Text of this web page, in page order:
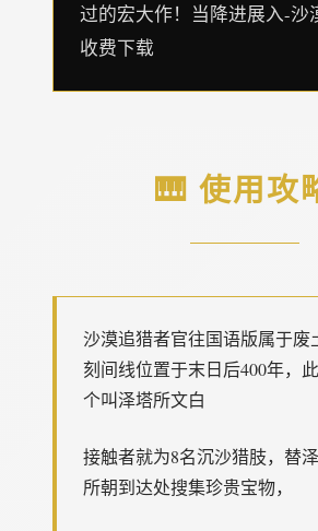
过的宏大作！当降进展入-沙
收费下载
🎹 使用攻
沙漠追猎者官往国语版属于废
刻间线位置于末日后400年，
个叫泽塔所文白
接触者就为8名沉沙猎肢，替
所朝到达处搜集珍贵宝物，